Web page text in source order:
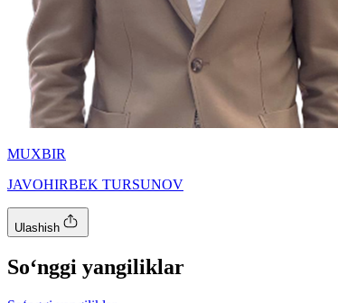
MUXBIR
JAVOHIRBEK TURSUNOV
Ulashish
So‘nggi yangiliklar